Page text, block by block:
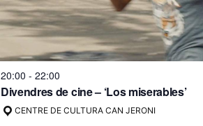
20:00 - 22:00
Divendres de cine – ‘Los miserables’
CENTRE DE CULTURA CAN JERONI